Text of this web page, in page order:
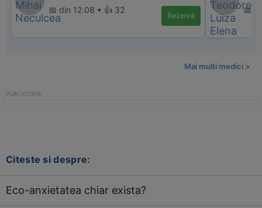
📅 din 12.08 • 👍 32
Rezervă
📅
Mai multi medici >
Citeste si despre:
Eco-anxietatea chiar exista?